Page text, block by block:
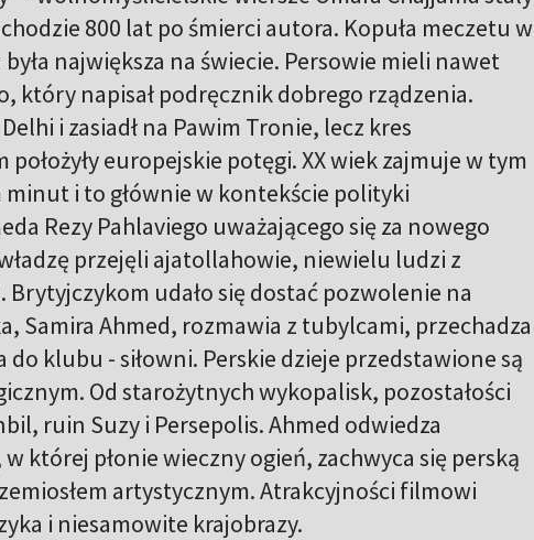
800 lat po śmierci autora. Kopuła meczetu w
największa na świecie. Persowie mieli nawet
który napisał podręcznik dobrego rządzenia.
i zasiadł na Pawim Tronie, lecz kres
europejskie potęgi. XX wiek zajmuje w tym
minut i to głównie w kontekście polityki
Rezy Pahlaviego uważającego się za nowego
przejęli ajatollahowie, niewielu ludzi z
Brytyjczykom udało się dostać pozwolenie na
Samira Ahmed, rozmawia z tubylcami, przechadza
do klubu - siłowni. Perskie dzieje przedstawione są
Od starożytnych wykopalisk, pozostałości
ruin Suzy i Persepolis. Ahmed odwiedza
której płonie wieczny ogień, zachwyca się perską
artystycznym. Atrakcyjności filmowi
i niesamowite krajobrazy.